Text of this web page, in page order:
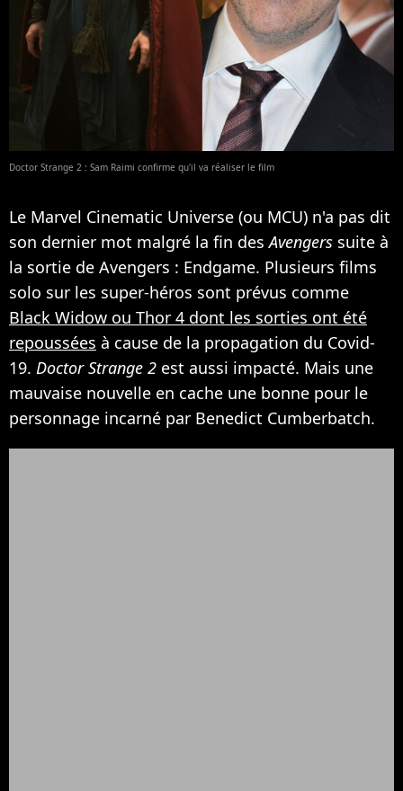
Doctor Strange 2 : Sam Raimi confirme qu'il va réaliser le film
Le Marvel Cinematic Universe (ou MCU) n'a pas dit
son dernier mot malgré la fin desAvengers suite à
la sortie de Avengers : Endgame. Plusieurs films
solo sur les super-héros sont prévus comme
Black Widow ou Thor 4 dont les sorties ont été
repoussées à cause de la propagation du Covid-
19. Doctor Strange 2 est aussi impacté. Mais une
mauvaise nouvelle en cache une bonne pour le
personnage incarné par Benedict Cumberbatch.